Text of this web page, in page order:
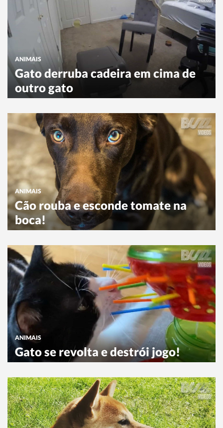
ANIMAIS
Gato derruba cadeira em cima de
outro gato
ANIMAIS
Cão rouba e esconde tomate na
boca!
ANIMAIS
Gato se revolta e destrói jogo!